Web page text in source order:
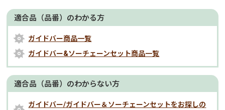
適合品（品番）のわかる方
ガイドバー商品一覧
ガイドバー&ソーチェーンセット商品一覧
適合品（品番）のわからない方
ガイドバー/ガイドバー＆ソーチェーンセットをお探しの